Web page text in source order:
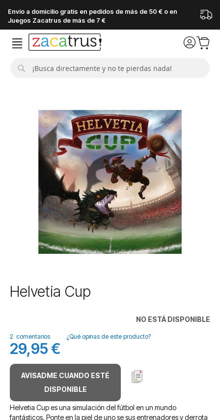
Envío a domicilio gratis en pedidos de más de 50 € o en
Juegos Zacatrus de más de 7 €
Saltar
al
galería
de
imágenes
Helvetia Cup
NO ESTÁ DISPONIBLE
2 comentarios ¿Qué opinas de este producto?
29,95 €
AVISADME CUANDO ESTÉ
DISPONIBLE
Helvetia Cup es una simulación del fútbol en un mundo
fantásticos. Ponte en la piel de uno se sus entrenadores y derrota